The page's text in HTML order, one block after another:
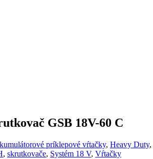
GSB 18V-60 C
príklepové vŕtačky, Heavy Duty,
, skrutkovače, Systém 18 V, Vŕtačky